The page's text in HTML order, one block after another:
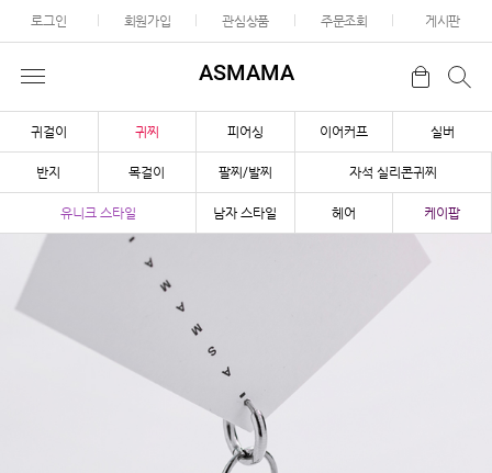
로그인 회원가입 관심상품 주문조회 게시판
ASMAMA
귀걸이 귀찌 피어싱 이어커프 실버
반지 목걸이 팔찌/발찌 자석 실리콘귀찌
유니크 스타일 남자 스타일 헤어 케이팝